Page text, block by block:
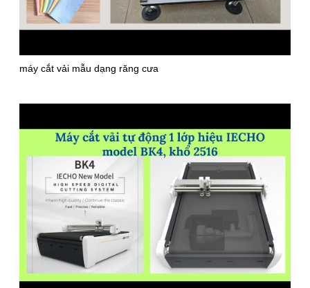
máy cắt vải mẫu dạng răng cưa